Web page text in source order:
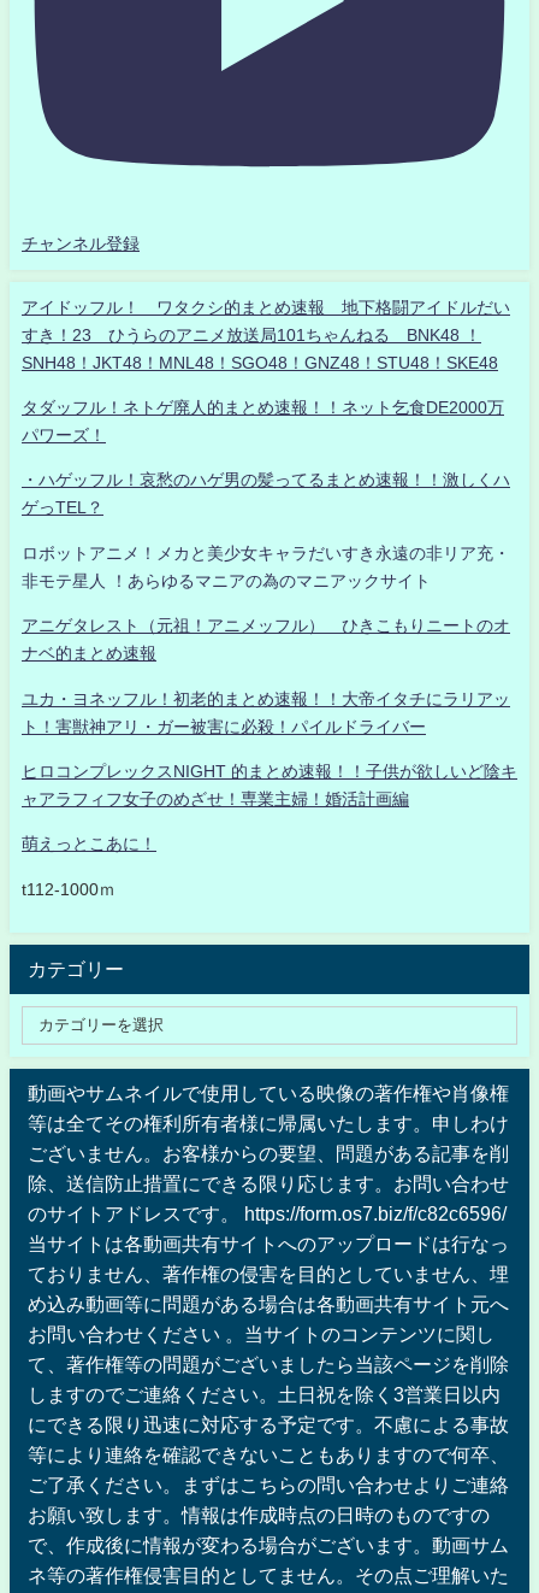
チャンネル登録
アイドッフル！ ワタクシ的まとめ速報 地下格闘アイドルだい
すき！23 ひうらのアニメ放送局101ちゃんねる BNK48 ！
SNH48！JKT48！MNL48！SGO48！GNZ48！STU48！SKE48
タダッフル！ネトゲ廃人的まとめ速報！！ネット乞食DE2000万
パワーズ！
・ハゲッフル！哀愁のハゲ男の髪ってるまとめ速報！！激しくハ
ゲっTEL？
ロボットアニメ！メカと美少女キャラだいすき永遠の非リア充・
非モテ星人 ！あらゆるマニアの為のマニアックサイト
アニゲタレスト（元祖！アニメッフル） ひきこもりニートのオ
ナベ的まとめ速報
ユカ・ヨネッフル！初老的まとめ速報！！大帝イタチにラリアッ
ト！害獣神アリ・ガー被害に必殺！パイルドライバー
ヒロコンプレックスNIGHT 的まとめ速報！！子供が欲しいど陰キ
ャアラフィフ女子のめざせ！専業主婦！婚活計画編
萌えっとこあに！
t112-1000ｍ
カテゴリー
動画やサムネイルで使用している映像の著作権や肖像権
等は全てその権利所有者様に帰属いたします。申しわけ
ございません。お客様からの要望、問題がある記事を削
除、送信防止措置にできる限り応じます。お問い合わせ
のサイトアドレスです。 https://form.os7.biz/f/c82c6596/
当サイトは各動画共有サイトへのアップロードは行なっ
ておりません、著作権の侵害を目的としていません、埋
め込み動画等に問題がある場合は各動画共有サイト元へ
お問い合わせください 。当サイトのコンテンツに関し
て、著作権等の問題がございましたら当該ページを削除
しますのでご連絡ください。土日祝を除く3営業日以内
にできる限り迅速に対応する予定です。不慮による事故
等により連絡を確認できないこともありますので何卒、
ご了承ください。まずはこちらの問い合わせよりご連絡
お願い致します。情報は作成時点の日時のものですの
で、作成後に情報が変わる場合がございます。動画サム
ネ等の著作権侵害目的としてません。その点ご理解いた